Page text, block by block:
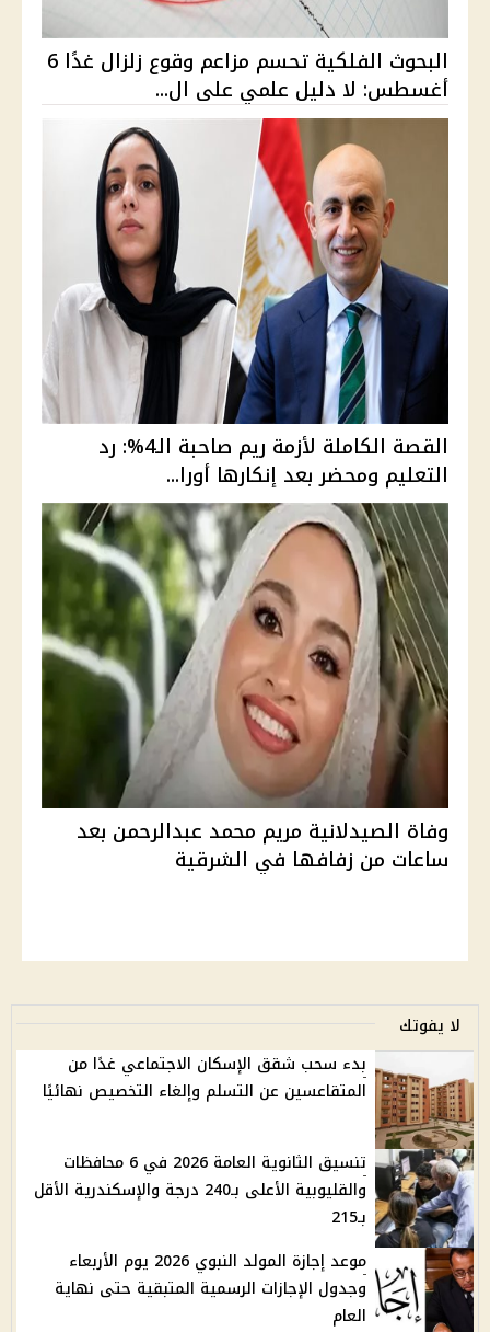
البحوث الفلكية تحسم مزاعم وقوع زلزال غدًا 6
أغسطس: لا دليل علمي على ال...
القصة الكاملة لأزمة ريم صاحبة الـ4%: رد
التعليم ومحضر بعد إنكارها أورا...
وفاة الصيدلانية مريم محمد عبدالرحمن بعد
ساعات من زفافها في الشرقية
لا يفوتك
بدء سحب شقق الإسكان الاجتماعي غدًا من
المتقاعسين عن التسلم وإلغاء التخصيص نهائيًا
تنسيق الثانوية العامة 2026 في 6 محافظات
والقليوبية الأعلى بـ240 درجة والإسكندرية الأقل
بـ215
موعد إجازة المولد النبوي 2026 يوم الأربعاء
وجدول الإجازات الرسمية المتبقية حتى نهاية
العام